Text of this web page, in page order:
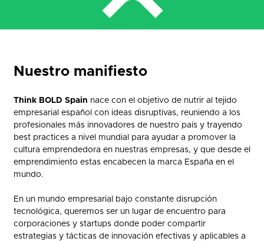
Nuestro manifiesto
Think BOLD Spain nace con el objetivo de nutrir al tejido
empresarial español con ideas disruptivas, reuniendo a los
profesionales más innovadores de nuestro país y trayendo
best practices a nivel mundial para ayudar a promover la
cultura emprendedora en nuestras empresas, y que desde el
emprendimiento estas encabecen la marca España en el
mundo.
En un mundo empresarial bajo constante disrupción
tecnológica, queremos ser un lugar de encuentro para
corporaciones y startups donde poder compartir
estrategias y tácticas de innovación efectivas y aplicables a